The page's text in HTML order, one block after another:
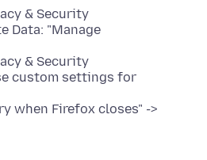
& Security
Data: "Manage
& Security
custom settings for
when Firefox closes" ->